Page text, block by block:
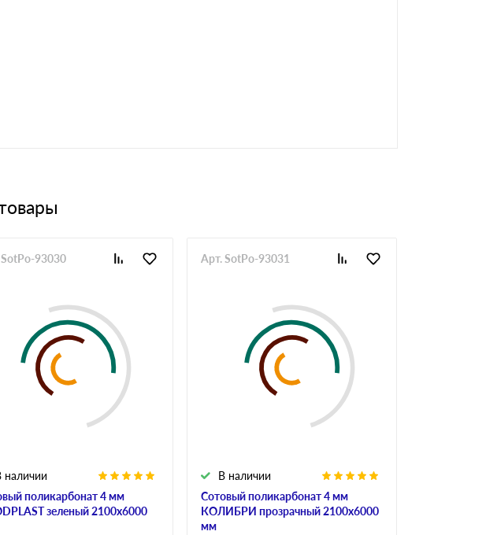
поликарбонат 4 мм
зеленый 2100х6000
наличии
93030
Сотовый поликарбонат 4 мм
КОЛИБРИ прозрачный 2100х6000
мм
В наличии
Арт. SotPo-93031